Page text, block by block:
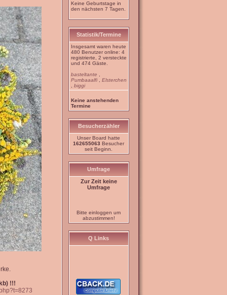
!!!
Keine Geburtstage in
den nächsten 7 Tagen.
Statistik/Termine
Insgesamt waren heute
480 Benutzer online: 4
registrierte, 2 versteckte
und 474 Gäste.
basteltante
Pumbaaalfi
Elsterchen
biggi
Keine anstehenden
Termine
Besucherzähler
Unser Board hatte
162655063 Besucher
seit Beginn.
Umfrage
Zur Zeit keine
Umfrage
Bitte einloggen um
abzustimmen!
Q Links